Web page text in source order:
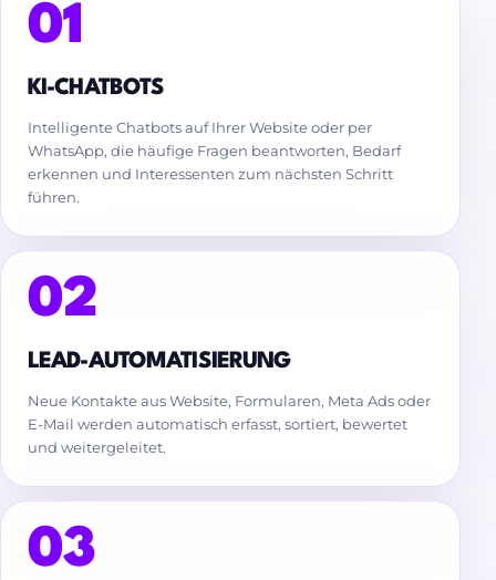
01
KI-CHATBOTS
Intelligente Chatbots auf Ihrer Website oder per
WhatsApp, die häufige Fragen beantworten, Bedarf
erkennen und Interessenten zum nächsten Schritt
führen.
02
LEAD-AUTOMATISIERUNG
Neue Kontakte aus Website, Formularen, Meta Ads oder
E-Mail werden automatisch erfasst, sortiert, bewertet
und weitergeleitet.
03